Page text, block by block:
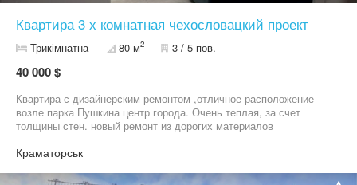
Квартира 3 х комнатная чехословацкий проект
Трикімнатна 80 м2 3 / 5 пов.
40 000 $
Квартира с дизайнерским ремонтом ,отличное расположение
возле парка Пушкина центр города. Очень теплая, за счет
толщины стен. новый ремонт из дорогих материалов
Краматорськ